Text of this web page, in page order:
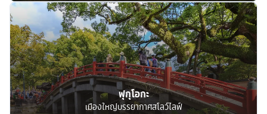
ฟุกุโอกะ
เมืองใหญ่บรรยากาศสโลว์ไลฟ์